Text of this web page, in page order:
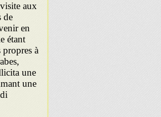
aux
de
en
étant
propres à
une
une